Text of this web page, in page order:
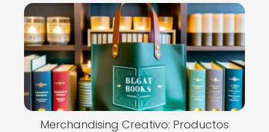
Merchandising Creativo: Productos